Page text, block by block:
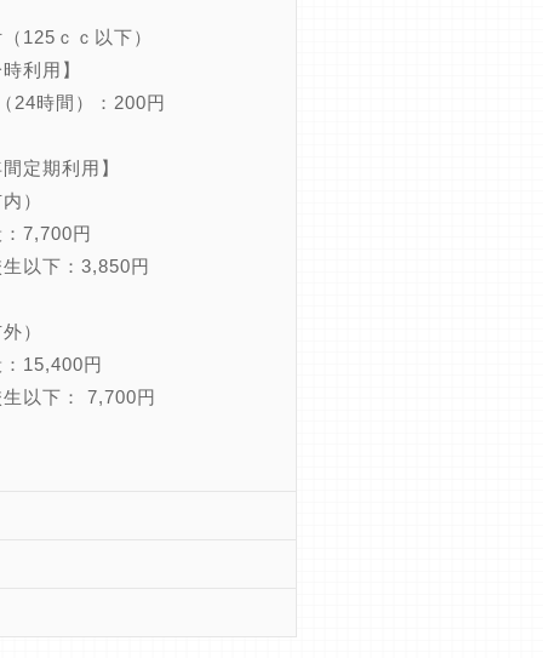
125ｃｃ以下）
利用】
24時間）：200円
定期利用】
）
7,700円
以下：3,850円
）
15,400円
以下： 7,700円